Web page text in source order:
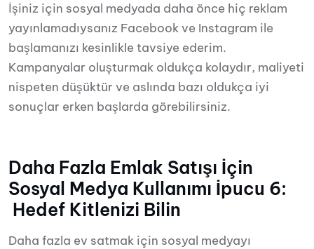
İşiniz için sosyal medyada daha önce hiç reklam
yayınlamadıysanız Facebook ve Instagram ile
başlamanızı kesinlikle tavsiye ederim.
Kampanyalar oluşturmak oldukça kolaydır, maliyeti
nispeten düşüktür ve aslında bazı oldukça iyi
sonuçlar erken başlarda görebilirsiniz.
Daha Fazla Emlak Satışı İçin
Sosyal Medya Kullanımı İpucu 6:
Hedef Kitlenizi Bilin
Daha fazla ev satmak için sosyal medyayı